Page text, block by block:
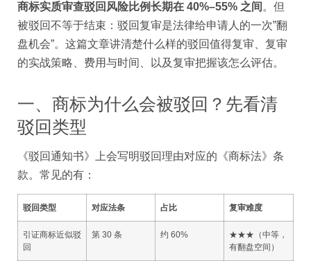
商标实质审查驳回风险比例长期在 40%–55% 之间 。但
被驳回不等于结束：驳回复审是法律给申请人的一次”翻
盘机会”。这篇文章讲清楚什么样的驳回值得复审、复审
的实战策略、费用与时间、以及复审把握该怎么评估。
一、商标为什么会被驳回？先看清
驳回类型
《驳回通知书》上会写明驳回理由对应的《商标法》条
款。常见的有：
驳回类型 对应法条 占比 复审难度
引证商标近似驳
回
第 30 条 约 60%
★★★（中等，
有翻盘空间）